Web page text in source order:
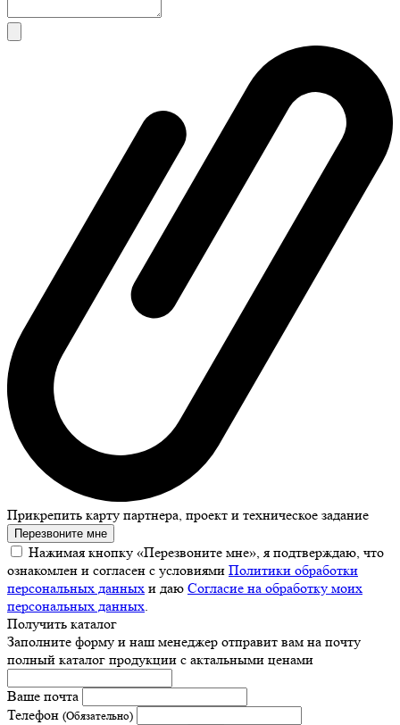
Прикрепить карту партнера, проект и техническое задание
Перезвоните мне
Нажимая кнопку «Перезвоните мне», я подтверждаю, что
ознакомлен и согласен с условиями Политики обработки
персональных данных и даю Согласие на обработку моих
персональных данных
Получить каталог
Заполните форму и наш менеджер отправит вам на почту
полный каталог продукции с актальными ценами
Ваше почта
Телефон (Обязательно)